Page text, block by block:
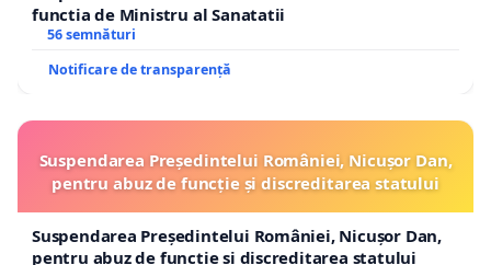
functia de Ministru al Sanatatii
56 semnături
Notificare de transparență
Suspendarea Președintelui României, Nicușor Dan,
pentru abuz de funcție și discreditarea statului
Suspendarea Președintelui României, Nicușor Dan,
pentru abuz de funcție și discreditarea statului